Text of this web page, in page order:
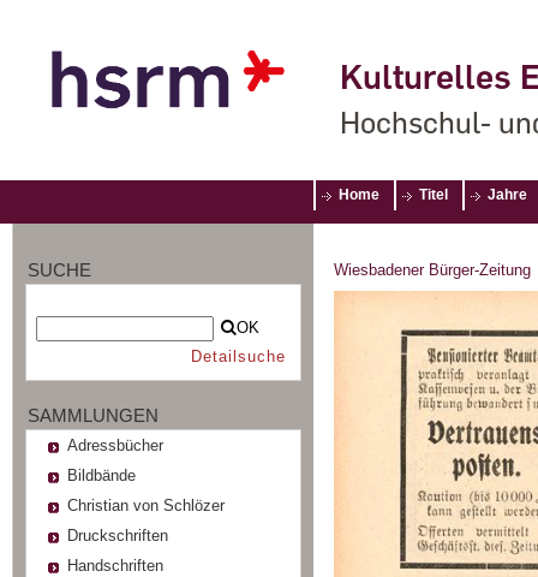
Kulturelles
Hochschul-
Home Titel Jahre
SUCHE
OK
Detailsuche
SAMMLUNGEN
Adressbücher
Bildbände
Christian von Schlözer
Druckschriften
Handschriften
Wiesbadener Bürger-Zeitung